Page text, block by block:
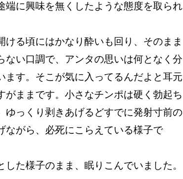
端に興味を無くしたような態度を取られ
る頃にはかなり酔いも回り、そのまま
い口調で、アンタの思いは何となく分
す。そこが気に入ってるんだよと耳元
ままです。小さなチンポは硬く勃起ち
っくり剥きあげるどすでに発射寸前の
ながら、必死にこらえている様子で
た様子のまま、眠りこんでいました。